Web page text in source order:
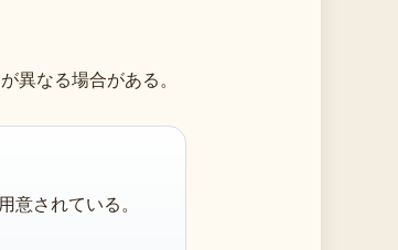
異なる場合がある。
されている。